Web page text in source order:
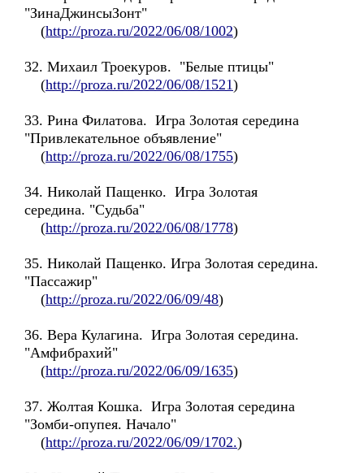
"ЗинаДжинсыЗонт"
(http://proza.ru/2022/06/08/1002)
32. Михаил Троекуров. "Белые птицы"
(http://proza.ru/2022/06/08/1521)
33. Рина Филатова. Игра Золотая середина
"Привлекательное объявление"
(http://proza.ru/2022/06/08/1755)
34. Николай Пащенко. Игра Золотая
середина. "Судьба"
(http://proza.ru/2022/06/08/1778)
35. Николай Пащенко. Игра Золотая середина.
"Пассажир"
(http://proza.ru/2022/06/09/48)
36. Вера Кулагина. Игра Золотая середина.
"Амфибрахий"
(http://proza.ru/2022/06/09/1635)
37. Жолтая Кошка. Игра Золотая середина
"Зомби-опупея. Начало"
(http://proza.ru/2022/06/09/1702.)